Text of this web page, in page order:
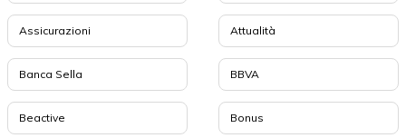
Assicurazioni Attualità
Banca Sella BBVA
Beactive Bonus